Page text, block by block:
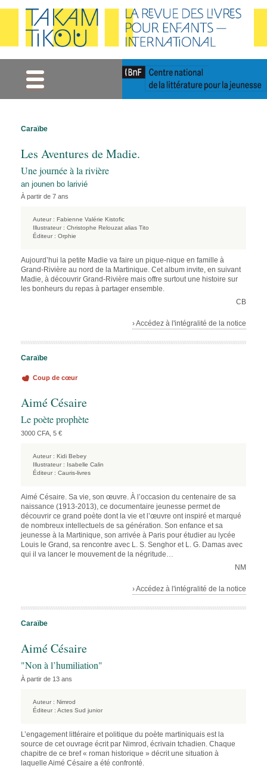
Caraïbe
Les Aventures de Madie.
Une journée à la rivière
an jounen bo larivié
À partir de 7 ans
Auteur : Fabienne Valérie Kistofic
Illustrateur : Christophe Relouzat alias Tito
Éditeur : Orphie
Aujourd’hui la petite Madie va faire un pique-nique en famille à
Grand-Rivière au nord de la Martinique. Cet album invite, en suivant
Madie, à découvrir Grand-Rivière mais offre surtout une histoire sur
les bonheurs du repas à partager ensemble.
CB
› Accédez à l'intégralité de la notice
Caraïbe
Coup de cœur
Aimé Césaire
Le poète prophète
3000 CFA, 5 €
Auteur : Kidi Bebey
Illustrateur : Isabelle Calin
Éditeur : Cauris-livres
Aimé Césaire. Sa vie, son œuvre. À l’occasion du centenaire de sa
naissance (1913-2013), ce documentaire jeunesse permet de
découvrir ce grand poète dont la vie et l’œuvre ont inspiré et marqué
de nombreux intellectuels de sa génération. Son enfance et sa
jeunesse à la Martinique, son arrivée à Paris pour étudier au lycée
Louis le Grand, sa rencontre avec L. S. Senghor et L. G. Damas avec
qui il va lancer le mouvement de la négritude…
NM
› Accédez à l'intégralité de la notice
Caraïbe
Aimé Césaire
"Non à l’humiliation"
À partir de 13 ans
Auteur : Nimrod
Éditeur : Actes Sud junior
L’engagement littéraire et politique du poète martiniquais est la
source de cet ouvrage écrit par Nimrod, écrivain tchadien. Chaque
chapitre de ce bref « roman historique » décrit une situation à
laquelle Aimé Césaire a été confronté.